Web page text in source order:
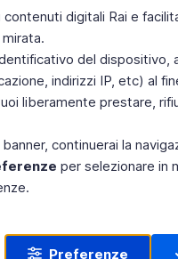
digitali Rai e
del dispositivo,
indirizzi IP, etc) al
liberamente prestare,
continuerai la
per selezionare in
Preferenze